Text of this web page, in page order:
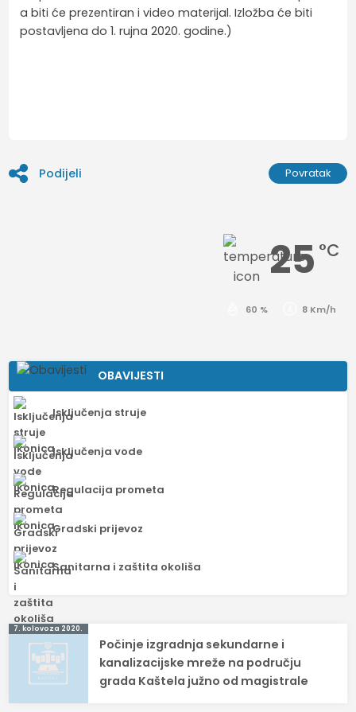
a biti će prezentiran i video materijal. Izložba će biti
postavljena do 1. rujna 2020. godine.)
Podijeli Povratak
25 °C
60 % 8 Km/h
OBAVIJESTI
Isključenja struje
Isključenja vode
Regulacija prometa
Gradski prijevoz
Sanitarna i zaštita okoliša
Navigacija
objava
7. kolovoza 2020.
Počinje izgradnja sekundarne i
kanalizacijske mreže na području
grada Kaštela južno od magistrale